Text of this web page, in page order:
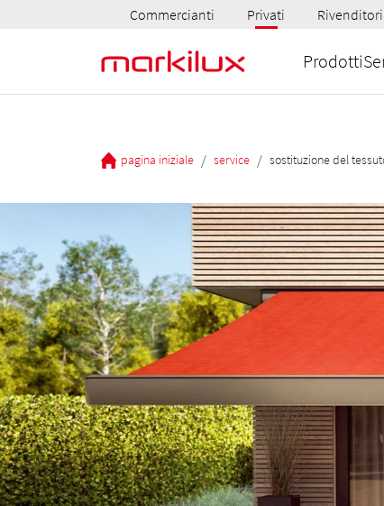
Commercianti Privati Rivenditori
Prodotti
pagina iniziale / service / sostituzione del